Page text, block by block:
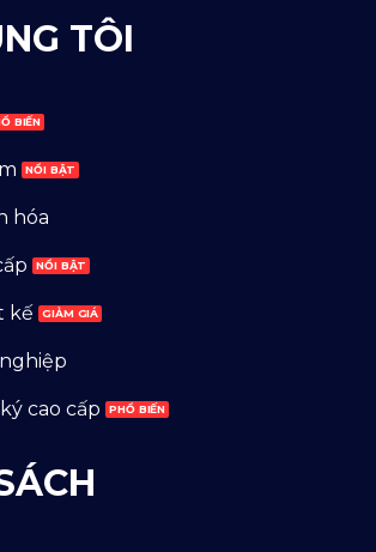
TÔI
hóa
kế
cao cấp